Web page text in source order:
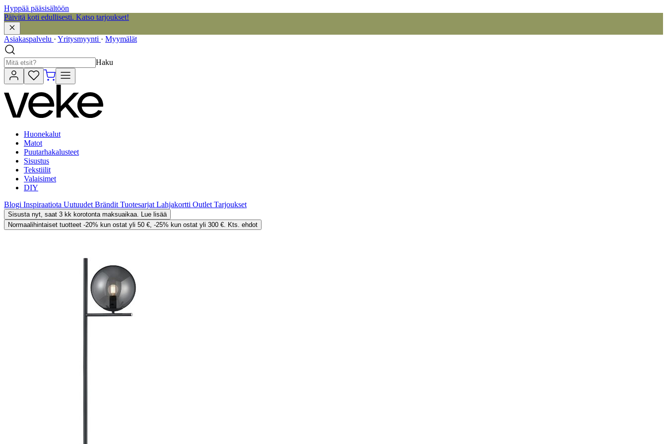
Hyppää pääsisältöön
Päivitä koti edullisesti. Katso tarjoukset!
Asiakaspalvelu · Yritysmyynti · Myymälät
Haku
Huonekalut
Matot
Puutarhakalusteet
Sisustus
Tekstiilit
Valaisimet
DIY
Blogi Inspiraatiota Uutuudet Brändit Tuotesarjat Lahjakortti Outlet Tarjoukset
Sisusta nyt, saat 3 kk korotonta maksuaikaa. Lue lisää
Normaalihintaiset tuotteet -20% kun ostat yli 50 €, -25% kun ostat yli 300 €. Kts. ehdot